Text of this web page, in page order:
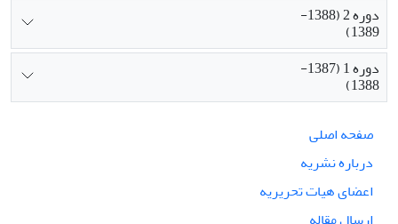
دوره 2 (1388-
1389)
دوره 1 (1387-
1388)
صفحه اصلی
درباره نشریه
اعضای هیات تحریریه